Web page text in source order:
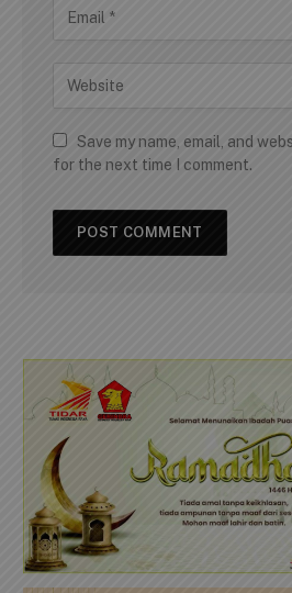
Save my name, email, and
for the next time I comment.